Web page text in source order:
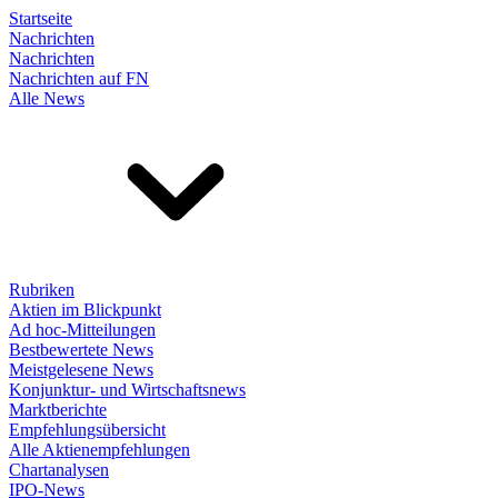
Startseite
Nachrichten
Nachrichten
Nachrichten auf FN
Alle News
Rubriken
Aktien im Blickpunkt
Ad hoc-Mitteilungen
Bestbewertete News
Meistgelesene News
Konjunktur- und Wirtschaftsnews
Marktberichte
Empfehlungsübersicht
Alle Aktienempfehlungen
Chartanalysen
IPO-News